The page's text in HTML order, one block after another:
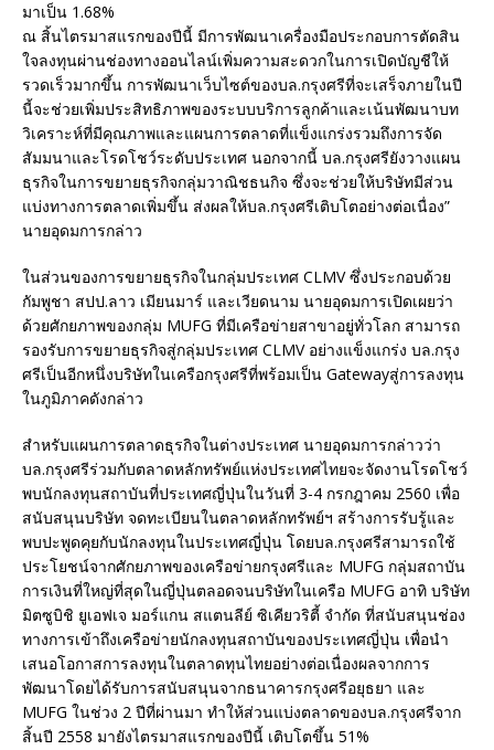
มาเป็น 1.68%
ณ สิ้นไตรมาสแรกของปีนี้ มีการพัฒนาเครื่องมือประกอบการตัดสิน
ใจลงทุนผ่านช่องทางออนไลน์เพิ่มความสะดวกในการเปิดบัญชีให้
รวดเร็วมากขึ้น การพัฒนาเว็บไซต์ของบล.กรุงศรีที่จะเสร็จภายในปี
นี้จะช่วยเพิ่มประสิทธิภาพของระบบบริการลูกค้าและเน้นพัฒนาบท
วิเคราะห์ที่มีคุณภาพและแผนการตลาดที่แข็งแกร่งรวมถึงการจัด
สัมมนาและโรดโชว์ระดับประเทศ นอกจากนี้ บล.กรุงศรียังวางแผน
ธุรกิจในการขยายธุรกิจกลุ่มวาณิชธนกิจ ซึ่งจะช่วยให้บริษัทมีส่วน
แบ่งทางการตลาดเพิ่มขึ้น ส่งผลให้บล.กรุงศรีเติบโตอย่างต่อเนื่อง”
นายอุดมการกล่าว
ในส่วนของการขยายธุรกิจในกลุ่มประเทศ CLMV ซึ่งประกอบด้วย
กัมพูชา สปป.ลาว เมียนมาร์ และเวียดนาม นายอุดมการเปิดเผยว่า
ด้วยศักยภาพของกลุ่ม MUFG ที่มีเครือข่ายสาขาอยู่ทั่วโลก สามารถ
รองรับการขยายธุรกิจสู่กลุ่มประเทศ CLMV อย่างแข็งแกร่ง บล.กรุง
ศรีเป็นอีกหนึ่งบริษัทในเครือกรุงศรีที่พร้อมเป็น Gatewayสู่การลงทุน
ในภูมิภาคดังกล่าว
สำหรับแผนการตลาดธุรกิจในต่างประเทศ นายอุดมการกล่าวว่า
บล.กรุงศรีร่วมกับตลาดหลักทรัพย์แห่งประเทศไทยจะจัดงานโรดโชว์
พบนักลงทุนสถาบันที่ประเทศญี่ปุ่นในวันที่ 3-4 กรกฎาคม 2560 เพื่อ
สนับสนุนบริษัท จดทะเบียนในตลาดหลักทรัพย์ฯ สร้างการรับรู้และ
พบปะพูดคุยกับนักลงทุนในประเทศญี่ปุ่น โดยบล.กรุงศรีสามารถใช้
ประโยชน์จากศักยภาพของเครือข่ายกรุงศรีและ MUFG กลุ่มสถาบัน
การเงินที่ใหญ่ที่สุดในญี่ปุ่นตลอดจนบริษัทในเครือ MUFG อาทิ บริษัท
มิตซูบิชิ ยูเอฟเจ มอร์แกน สแตนลีย์ ซิเคียวริตี้ จำกัด ที่สนับสนุนช่อง
ทางการเข้าถึงเครือข่ายนักลงทุนสถาบันของประเทศญี่ปุ่น เพื่อนำ
เสนอโอกาสการลงทุนในตลาดทุนไทยอย่างต่อเนื่องผลจากการ
พัฒนาโดยได้รับการสนับสนุนจากธนาคารกรุงศรีอยุธยา และ
MUFG ในช่วง 2 ปีที่ผ่านมา ทำให้ส่วนแบ่งตลาดของบล.กรุงศรีจาก
สิ้นปี 2558 มายังไตรมาสแรกของปีนี้ เติบโตขึ้น 51%